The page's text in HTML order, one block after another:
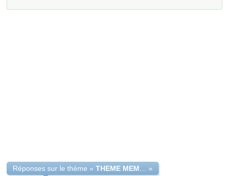
Réponses sur le thème « »